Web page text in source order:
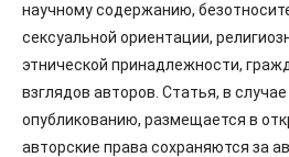
научному содержанию,
сексуальной ориентации,
этнической принадлежности,
взглядов авторов. Статья, в
опубликованию, размещается в
авторские права сохраняются за